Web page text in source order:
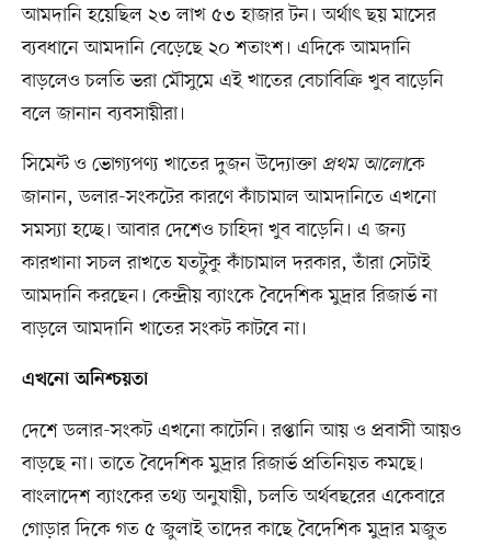
আমদানি হয়েছিল ২৩ লাখ ৫৩ হাজার টন। অর্থাৎ ছয় মাসের
ব্যবধানে আমদানি বেড়েছে ২০ শতাংশ। এদিকে আমদানি
বাড়লেও চলতি ভরা মৌসুমে এই খাতের বেচাবিক্রি খুব বাড়েনি
বলে জানান ব্যবসায়ীরা।
সিমেন্ট ও ভোগ্যপণ্য খাতের দুজন উদ্যোক্তা প্রথম আলোকে
জানান, ডলার-সংকটের কারণে কাঁচামাল আমদানিতে এখনো
সমস্যা হচ্ছে। আবার দেশেও চাহিদা খুব বাড়েনি। এ জন্য
কারখানা সচল রাখতে যতটুকু কাঁচামাল দরকার, তাঁরা সেটাই
আমদানি করছেন। কেন্দ্রীয় ব্যাংকে বৈদেশিক মুদ্রার রিজার্ভ না
বাড়লে আমদানি খাতের সংকট কাটবে না।
এখনো অনিশ্চয়তা
দেশে ডলার-সংকট এখনো কাটেনি। রপ্তানি আয় ও প্রবাসী আয়ও
বাড়ছে না। তাতে বৈদেশিক মুদ্রার রিজার্ভ প্রতিনিয়ত কমছে।
বাংলাদেশ ব্যাংকের তথ্য অনুযায়ী, চলতি অর্থবছরের একেবারে
গোড়ার দিকে গত ৫ জুলাই তাদের কাছে বৈদেশিক মুদ্রার মজুত